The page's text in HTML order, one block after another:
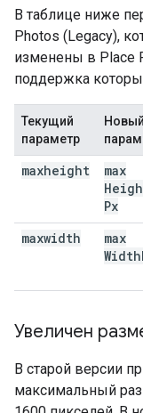
В таблице ниже
Photos (Legacy),
изменены в Place
поддержка
Текущий
параметр
Новый
maxheight
max
Px
maxwidth
max
Width
Увеличен
В старой версии
максимальный